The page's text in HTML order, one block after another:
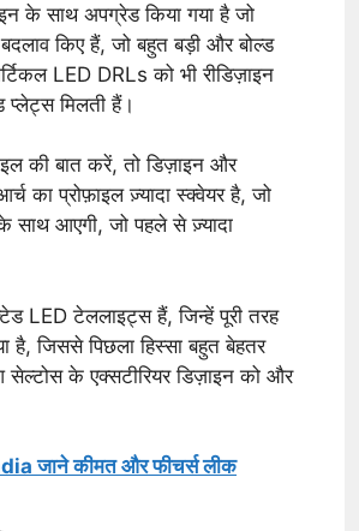
के साथ अपग्रेड किया गया है जो
किए हैं, जो बहुत बड़ी और बोल्ड
LED DRLs को भी रीडिज़ाइन
प्लेट्स मिलती हैं।
की बात करें, तो डिज़ाइन और
का प्रोफ़ाइल ज़्यादा स्क्वेयर है, जो
साथ आएगी, जो पहले से ज़्यादा
LED टेललाइट्स हैं, जिन्हें पूरी तरह
है, जिससे पिछला हिस्सा बहुत बेहतर
के एक्सटीरियर डिज़ाइन को और
जाने कीमत और फीचर्स लीक